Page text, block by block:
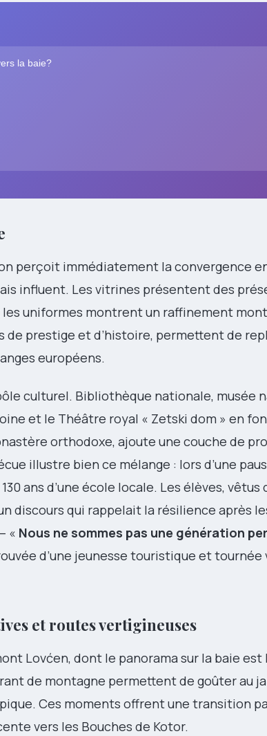
la baie?
perçoit immédiatement la convergence
influent. Les vitrines présentent des
les uniformes montrent un raffinement
de prestige et d’histoire, permettent de
européens.
culturel. Bibliothèque nationale, musée
et le Théâtre royal « Zetski dom » en
orthodoxe, ajoute une couche de
illustre bien ce mélange : lors d’une
ans d’une école locale. Les élèves, vêtus
discours qui rappelait la résilience après
« Nous ne sommes pas une génération
d’une jeunesse touristique et tournée
et routes vertigineuses
Lovćen, dont le panorama sur la baie est
de montagne permettent de goûter au
Ces moments offrent une transition
vers les Bouches de Kotor.